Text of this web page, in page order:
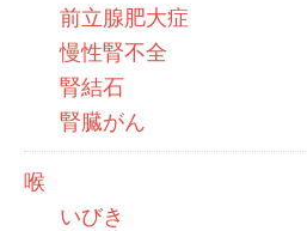
前立腺肥大症
慢性腎不全
腎結石
腎臓がん
喉
いびき